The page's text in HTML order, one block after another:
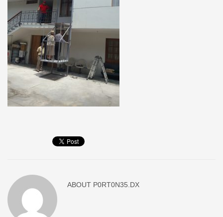
ABOUT P0RT0N35.DX